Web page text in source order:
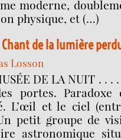
moderne,
physique, et (…)
de la lumière
Losson
DE LA NUIT . . .
portes.
L’œil et le ciel
petit groupe de
astronomique